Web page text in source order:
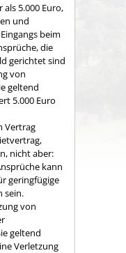
5.000 Euro,
und
beim
die
gerichtet sind
von
geltend
5.000 Euro
Vertrag
nicht aber:
kann
geringfügige
sein.
von
geltend
Verletzung